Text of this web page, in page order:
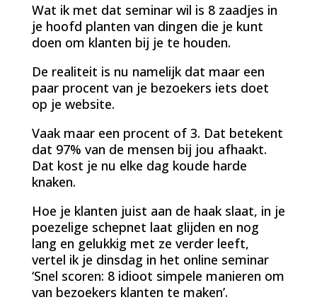
Wat ik met dat seminar wil is 8 zaadjes in
je hoofd planten van dingen die je kunt
doen om klanten bij je te houden.
De realiteit is nu namelijk dat maar een
paar procent van je bezoekers iets doet
op je website.
Vaak maar een procent of 3. Dat betekent
dat 97% van de mensen bij jou afhaakt.
Dat kost je nu elke dag koude harde
knaken.
Hoe je klanten juist aan de haak slaat, in je
poezelige schepnet laat glijden en nog
lang en gelukkig met ze verder leeft,
vertel ik je dinsdag in het online seminar
‘Snel scoren: 8 idioot simpele manieren om
van bezoekers klanten te maken’.